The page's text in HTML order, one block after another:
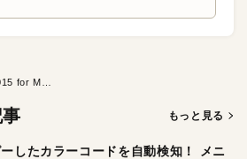
もっと見る
ーしたカラーコードを自動検知！ メニ